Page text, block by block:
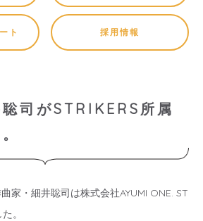
ト 採用情報
司がSTRIKERS所属
家・細井聡司は株式会社AYUMI ONE. ST
。